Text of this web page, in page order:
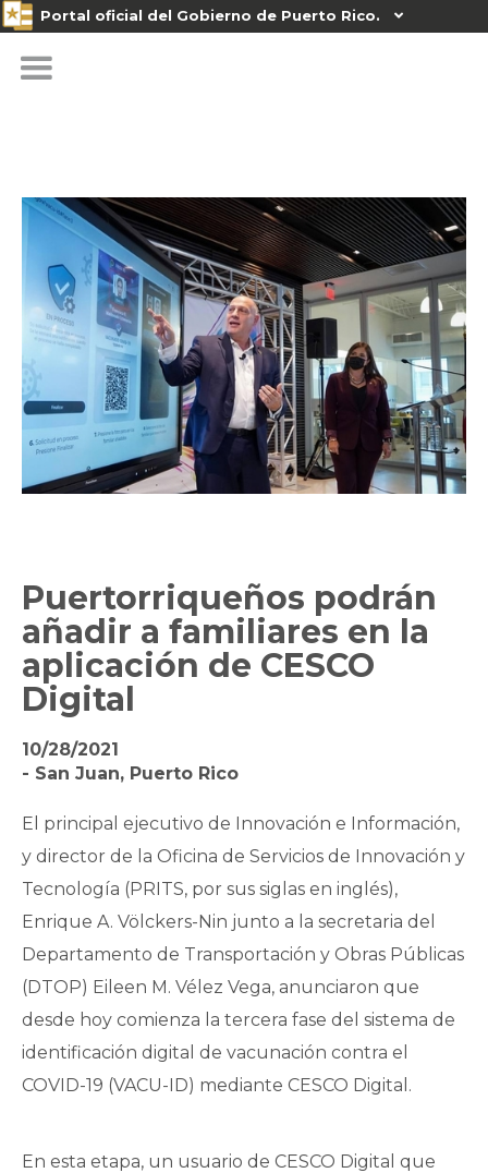
Portal oficial del Gobierno de Puerto Rico. 
Puertorriqueños podrán
añadir a familiares en la
aplicación de CESCO
Digital
10/28/2021
- San Juan, Puerto Rico
El principal ejecutivo de Innovación e Información,
y director de la Oficina de Servicios de Innovación y
Tecnología (PRITS, por sus siglas en inglés),
Enrique A. Völckers-Nin junto a la secretaria del
Departamento de Transportación y Obras Públicas
(DTOP) Eileen M. Vélez Vega, anunciaron que
desde hoy comienza la tercera fase del sistema de
identificación digital de vacunación contra el
COVID-19 (VACU-ID) mediante CESCO Digital.
En esta etapa, un usuario de CESCO Digital que